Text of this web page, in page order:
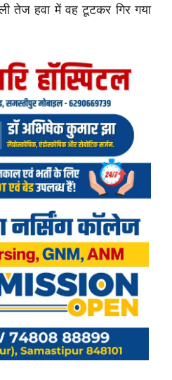
तेज हवा में वह टूटकर गिर गया